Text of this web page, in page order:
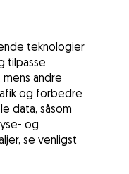
teknologier
tilpasse
andre
og forbedre
data, såsom
og
se venligst